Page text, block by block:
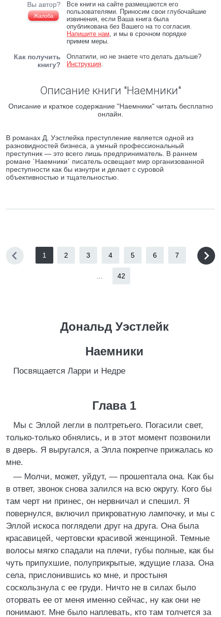
Вы автор?
Жалоба
Все книги на сайте размещаются его
пользователями. Приносим свои глубочайшие
извинения, если Ваша книга была
опубликована без Вашего на то согласия.
Напишите нам, и мы в срочном порядке
примем меры.
Как получить
книгу?
Оплатили, но не знаете что делать дальше?
Инструкция.
Описание книги "Наемники"
Описание и краткое содержание "Наемники" читать бесплатно
онлайн.
В романах Д. Уэстлейка преступление является одной из
разновидностей бизнеса, а умный профессиональный
преступник — это всего лишь предприниматель. В раннем
романе `Наемники` писатель освещает мир организованной
преступности как бы изнутри и делает с суровой
объективностью и тщательностью.
1 2 3 4 5 6 7
42
Дональд Уэстлейк
Наемники
Посвящается Ларри и Недре
Глава 1
Мы с Эллой легли в полтретьего. Погасили свет,
только-только обнялись, и в этот момент позвонили
в дверь. Я выругался, а Элла покрепче прижалась ко
мне.
— Молчи, может, уйдут, — прошептала она. Как бы
в ответ, звонок снова залился на всю округу. Кого бы
там черт ни принес, он нервничал и спешил. Я
повернулся, включил прикроватную лампочку, и мы с
Эллой искоса поглядели друг на друга. Она была
красавицей, чертовски красивой женщиной. Темные
волосы мягко спадали на плечи, губы полные, как бы
чуть припухшие, полуприкрытые, ждущие глаза. Она
села, прислонившись ко мне, и простыня
соскользнула с ее груди. Ничто не в силах было
оторвать ее от меня именно сейчас, ну как они не
понимают. Мне было наплевать, кто там толчется за